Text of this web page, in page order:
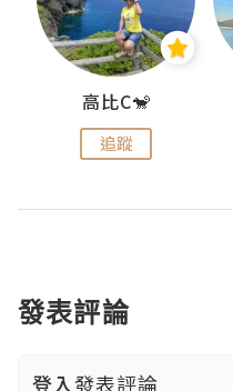
高比C🐒
追蹤
發表評論
登入發表評論